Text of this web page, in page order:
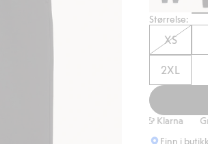
Størrelse:
XS
2XL
Enkel betaling med Vipps & Klarna Gratis
Finn i butikk